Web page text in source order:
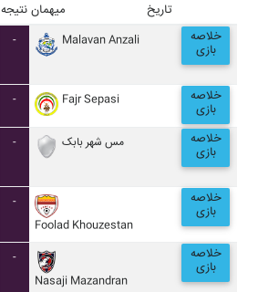
نتیجه میهمان تاریخ
- Malavan Anzali خلاصه
بازی
- Fajr Sepasi خلاصه
بازی
- مس شهر بابک خلاصه
بازی
-
Foolad Khouzestan
خلاصه
بازی
-
Nasaji Mazandran
خلاصه
بازی